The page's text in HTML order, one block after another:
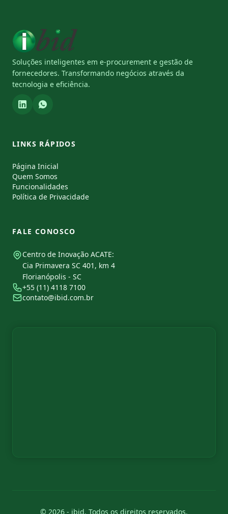
Soluções inteligentes em e-procurement e gestão de
fornecedores. Transformando negócios através da
tecnologia e eficiência.
LINKS RÁPIDOS
Página Inicial
Quem Somos
Funcionalidades
Política de Privacidade
FALE CONOSCO
Centro de Inovação ACATE:
Cia Primavera SC 401, km 4
Florianópolis - SC
+55 (11) 4118 7100
contato@ibid.com.br
© 2026 - ibid. Todos os direitos reservados.